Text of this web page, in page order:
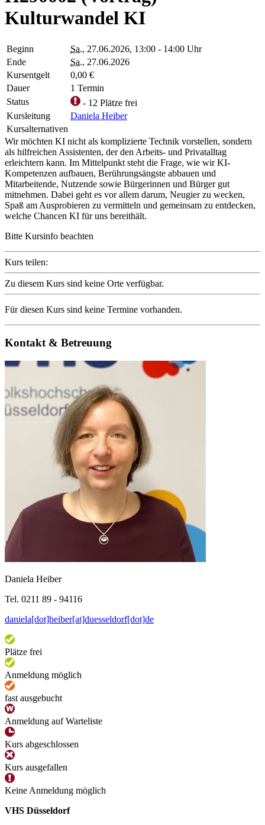
Kulturwandel KI
Beginn Sa., 27.06.2026, 13:00 - 14:00 Uhr
Ende
Sa., 27.06.2026
Kursentgelt
0,00 €
Dauer
1 Termin
Status
- 12 Plätze frei
Kursleitung
Daniela Heiber
Kursalternativen
Wir möchten KI nicht als komplizierte Technik vorstellen, sondern
als hilfreichen Assistenten, der den Arbeits- und Privatalltag
erleichtern kann. Im Mittelpunkt steht die Frage, wie wir KI-
Kompetenzen aufbauen, Berührungsängste abbauen und
Mitarbeitende, Nutzende sowie Bürgerinnen und Bürger gut
mitnehmen. Dabei geht es vor allem darum, Neugier zu wecken,
Spaß am Ausprobieren zu vermitteln und gemeinsam zu entdecken,
welche Chancen KI für uns bereithält.
Bitte Kursinfo beachten
Kurs teilen:
Zu diesem Kurs sind keine Orte verfügbar.
Für diesen Kurs sind keine Termine vorhanden.
Kontakt & Betreuung
Daniela Heiber
Tel. 0211 89 - 94116
daniela[dot]heiber[at]duesseldorf[dot]de
Plätze frei
Anmeldung möglich
fast ausgebucht
Anmeldung auf Warteliste
Kurs abgeschlossen
Kurs ausgefallen
Keine Anmeldung möglich
VHS Düsseldorf